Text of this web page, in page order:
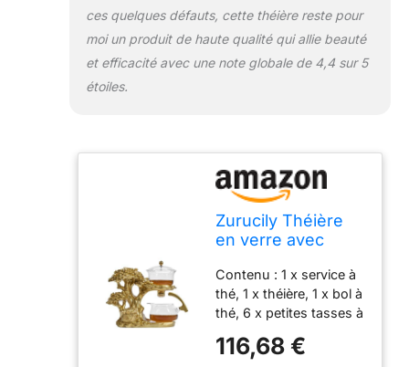
ces quelques défauts, cette théière reste pour
moi un produit de haute qualité qui allie beauté
et efficacité avec une note globale de 4,4 sur 5
étoiles.
Zurucily Théière
en verre avec
automatique
(arbre - doré)
Contenu : 1 x service à
thé, 1 x théière, 1 x bol à
thé, 6 x petites tasses à
service à thé en verre
116,68 €